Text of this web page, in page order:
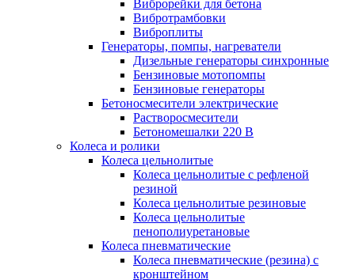
Виброрейки для бетона
Вибротрамбовки
Виброплиты
Генераторы, помпы, нагреватели
Дизельные генераторы синхронные
Бензиновые мотопомпы
Бензиновые генераторы
Бетоносмесители электрические
Растворосмесители
Бетономешалки 220 В
Колеса и ролики
Колеса цельнолитые
Колеса цельнолитые с рефленой
резиной
Колеса цельнолитые резиновые
Колеса цельнолитые
пенополиуретановые
Колеса пневматические
Колеса пневматические (резина) с
кронштейном